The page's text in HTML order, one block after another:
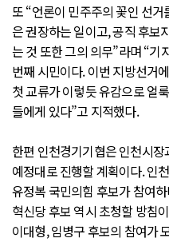
또 “언론이 민주주의 꽃인 선
은 권장하는 일이고, 공직 후보
는 것 또한 그의 의무”라며 “기
번째 시민이다. 이번 지방선거
첫 교류가 이렇듯 유감으로 얼
들에게 있다”고 지적했다.
한편 인천경기기협은 인천시
예정대로 진행할 계획이다. 인
유정복 국민의힘 후보가 참여
혁신당 후보 역시 초청할 방침
이대형, 임병구 후보의 참여가